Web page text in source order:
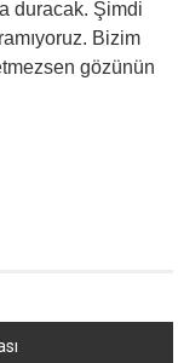
duracak. Şimdi
Bizim
gözünün